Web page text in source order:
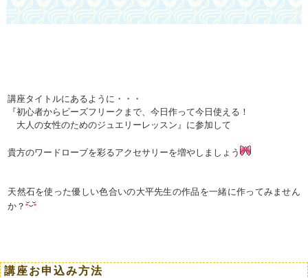
講座タイトルにあるように・・・
『初心者からビーズフリークまで、今日作って今日使える！
大人の女性のためのジュエリーレッスン』に参加して
貴方のワードローブを彩るアクセサリーを増やしましょう
天然石を使った優しい色合いの大平先生の作品を一緒に作ってみません
か？
講座お申込み方法